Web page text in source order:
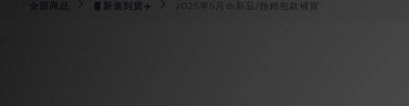
全部商品 ▋新進到貨✈️ 2026年6月👜新品/熱銷包款補貨